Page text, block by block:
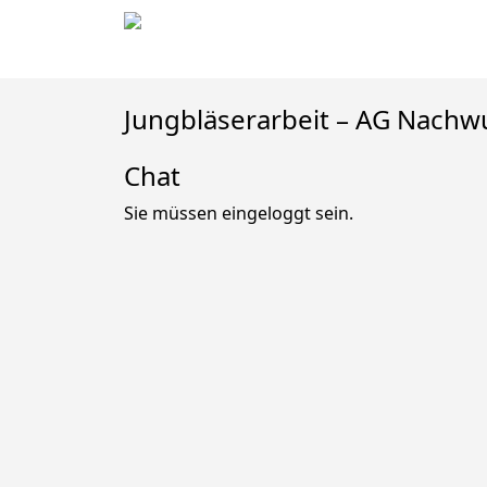
Jungbläserarbeit – AG
Chat
Sie müssen eingeloggt sein.